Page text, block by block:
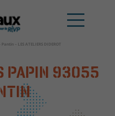
– LES ATELIERS DIDEROT
PAPIN 93055